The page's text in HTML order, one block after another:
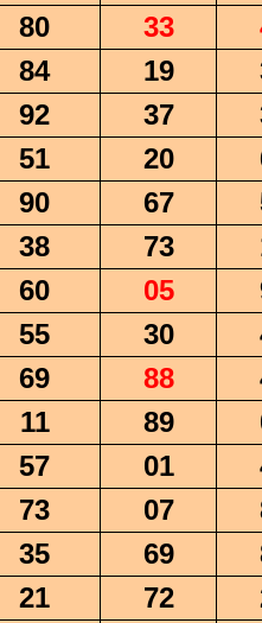
80 33
84 19
92 37
51 20
90 67
38 73
60 05
55 30
69 88
11 89
57 01
73 07
35 69
21 72